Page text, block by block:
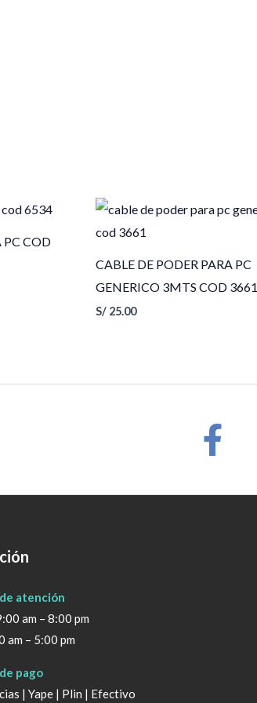
PC COD
CABLE DE PODER PARA PC
GENERICO 3MTS COD 3661
S/ 25.00
atención
am – 8:00 pm
am – 5:00 pm
pago
| Yape | Plin | Efectivo